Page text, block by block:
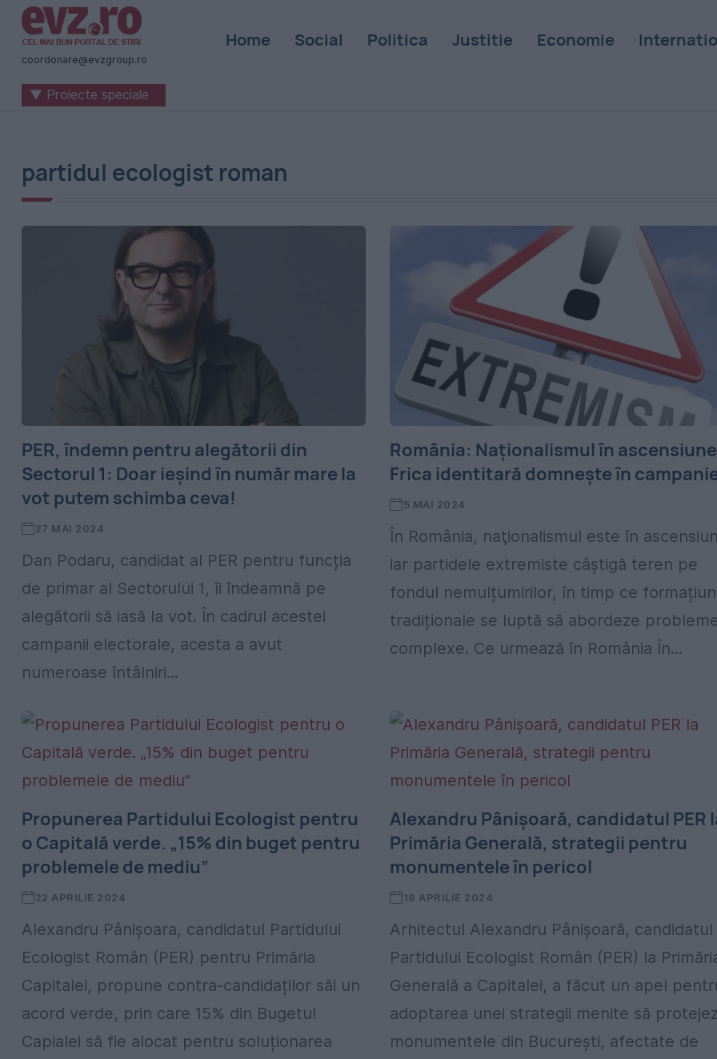
Știri
naționale
internaționale
România
-
coordonare@evzgroup.ro
Home Social Politica Justitie Economie
▼ Proiecte speciale
partidul ecologist roman
PER, îndemn pentru alegătorii din
Sectorul 1: Doar ieșind în număr mare la
vot putem schimba ceva!
27 MAI 2024
Dan Podaru, candidat al PER pentru funcția
de primar al Sectorului 1, îi îndeamnă pe
alegătorii să iasă la vot. În cadrul acestei
campanii electorale, acesta a avut
numeroase întâlniri...
România: Naţionalismul în
Frica identitară domnește în
5 MAI 2024
În România, naţionalismul este în
iar partidele extremiste câștigă teren pe
fondul nemulțumirilor, în timp ce
tradiționale se luptă să abordeze
complexe. Ce urmează în România În...
Propunerea Partidului Ecologist pentru
o Capitală verde. „15% din buget pentru
problemele de mediu”
22 APRILIE 2024
Alexandru Pânișoara, candidatul Partidului
Ecologist Român (PER) pentru Primăria
Capitalei, propune contra-candidaților săi un
acord verde, prin care 15% din Bugetul
Capialei să fie alocat pentru soluționarea
Alexandru Pânişoară, candidatul PER
Primăria Generală, strategii pentru
monumentele în pericol
18 APRILIE 2024
Arhitectul Alexandru Pânişoară, candidatul
Partidului Ecologist Român (PER) la
Generală a Capitalei, a făcut un apel
adoptarea unei strategii menite să
monumentele din Bucureşti, afectate de